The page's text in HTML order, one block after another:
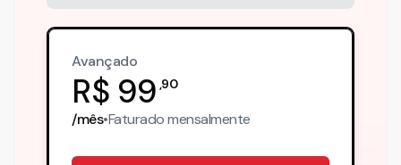
Avançado
R$ 99 ,90
/mês•Faturadomensalmente